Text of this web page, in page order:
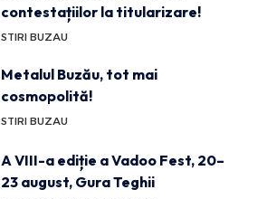
contestațiilor la titularizare!
STIRI BUZAU
Metalul Buzău, tot mai
cosmopolită!
STIRI BUZAU
A VIII-a ediție a Vadoo Fest, 20–
23 august, Gura Teghii